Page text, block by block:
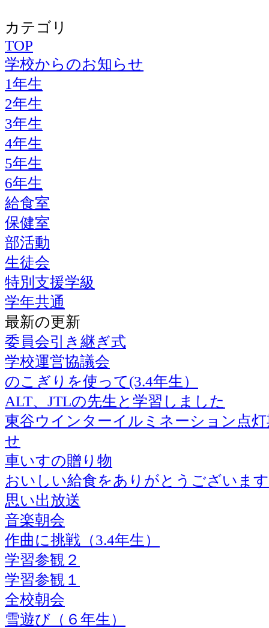
カテゴリ
TOP
学校からのお知らせ
1年生
2年生
3年生
4年生
5年生
6年生
給食室
保健室
部活動
生徒会
特別支援学級
学年共通
最新の更新
委員会引き継ぎ式
学校運営協議会
のこぎりを使って(3.4年生）
ALT、JTLの先生と学習しました
東谷ウインターイルミネーション点
せ
車いすの贈り物
おいしい給食をありがとうございます
思い出放送
音楽朝会
作曲に挑戦（3.4年生）
学習参観２
学習参観１
全校朝会
雪遊び（６年生）